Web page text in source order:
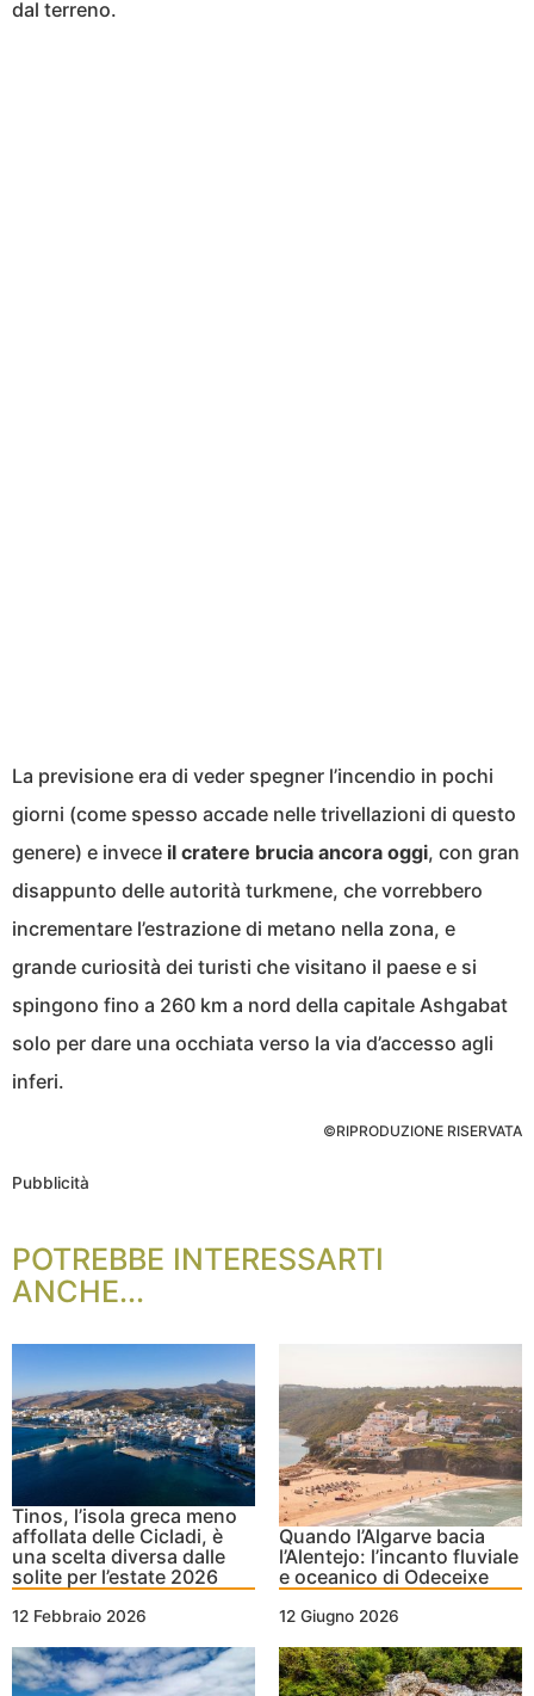
dal terreno.
La previsione era di veder spegner l’incendio in pochi
giorni (come spesso accade nelle trivellazioni di questo
genere) e invece il cratere brucia ancora oggi, con gran
disappunto delle autorità turkmene, che vorrebbero
incrementare l’estrazione di metano nella zona, e
grande curiosità dei turisti che visitano il paese e si
spingono fino a 260 km a nord della capitale Ashgabat
solo per dare una occhiata verso la via d’accesso agli
inferi.
©RIPRODUZIONE RISERVATA
Pubblicità
POTREBBE INTERESSARTI
ANCHE...
Tinos, l’isola greca meno
affollata delle Cicladi, è
una scelta diversa dalle
solite per l’estate 2026
12 Febbraio 2026
Quando l’Algarve bacia
l’Alentejo: l’incanto fluviale
e oceanico di Odeceixe
12 Giugno 2026